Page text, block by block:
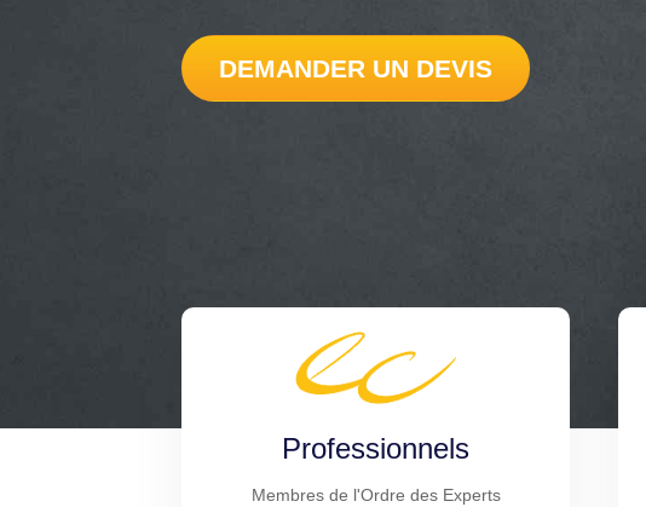
DEMANDER UN DEVIS
Professionnels
Membres de l'Ordre des Experts